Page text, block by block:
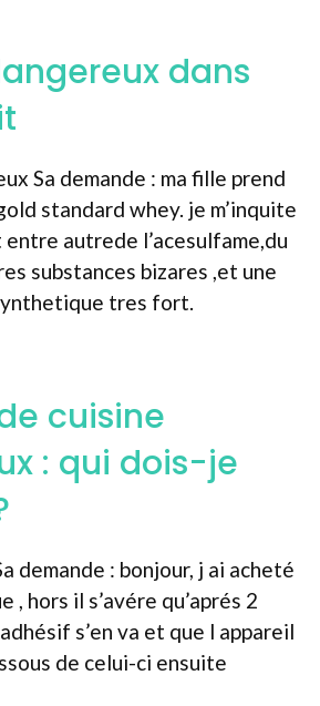
dans
Sa demande : ma fille prend
standard whey. je m’inquite
autrede l’acesulfame,du
substances bizares ,et une
tres fort.
cuisine
: qui dois-je
demande : bonjour, j ai acheté
, hors il s’avére qu’aprés 2
s’en va et que l appareil
de celui-ci ensuite